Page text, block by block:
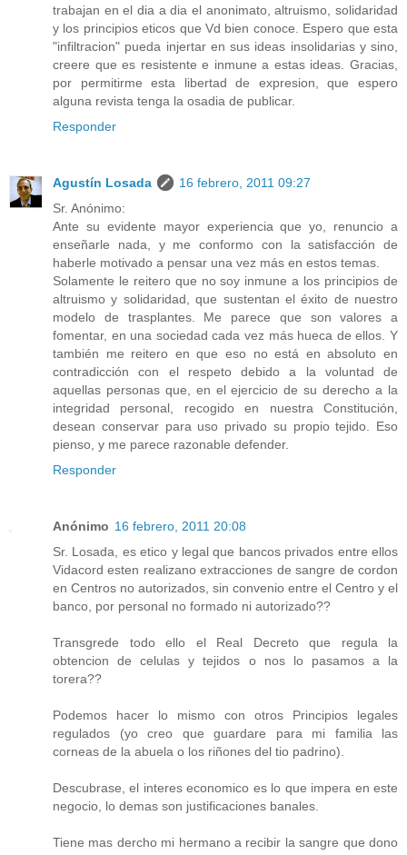
trabajan en el dia a dia el anonimato, altruismo, solidaridad
y los principios eticos que Vd bien conoce. Espero que esta
"infiltracion" pueda injertar en sus ideas insolidarias y sino,
creere que es resistente e inmune a estas ideas. Gracias,
por permitirme esta libertad de expresion, que espero
alguna revista tenga la osadia de publicar.
Responder
Agustín Losada
16 febrero, 2011 09:27
Sr. Anónimo:
Ante su evidente mayor experiencia que yo, renuncio a
enseñarle nada, y me conformo con la satisfacción de
haberle motivado a pensar una vez más en estos temas.
Solamente le reitero que no soy inmune a los principios de
altruismo y solidaridad, que sustentan el éxito de nuestro
modelo de trasplantes. Me parece que son valores a
fomentar, en una sociedad cada vez más hueca de ellos. Y
también me reitero en que eso no está en absoluto en
contradicción con el respeto debido a la voluntad de
aquellas personas que, en el ejercicio de su derecho a la
integridad personal, recogido en nuestra Constitución,
desean conservar para uso privado su propio tejido. Eso
pienso, y me parece razonable defender.
Responder
Anónimo 16 febrero, 2011 20:08
Sr. Losada, es etico y legal que bancos privados entre ellos
Vidacord esten realizano extracciones de sangre de cordon
en Centros no autorizados, sin convenio entre el Centro y el
banco, por personal no formado ni autorizado??
Transgrede todo ello el Real Decreto que regula la
obtencion de celulas y tejidos o nos lo pasamos a la
torera??
Podemos hacer lo mismo con otros Principios legales
regulados (yo creo que guardare para mi familia las
corneas de la abuela o los riñones del tio padrino).
Descubrase, el interes economico es lo que impera en este
negocio, lo demas son justificaciones banales.
Tiene mas dercho mi hermano a recibir la sangre que dono